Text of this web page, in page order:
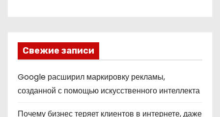
Свежие записи
Google расширил маркировку рекламы,
созданной с помощью искусственного интеллекта
Почему бизнес теряет клиентов в интернете, даже